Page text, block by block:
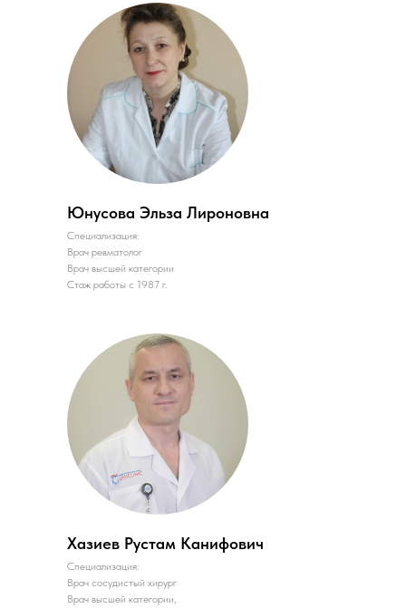
Юнусова Эльза Лироновна
Специализация:
Врач ревматолог
Врач высшей категории
Стаж работы с 1987 г.
Хазиев Рустам Канифович
Специализация:
Врач сосудистый хирург
Врач высшей категории,